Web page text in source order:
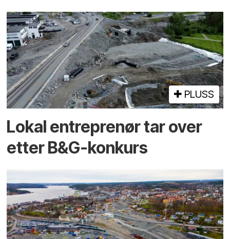
PLUSS
Lokal entreprenør tar over
etter B&G-konkurs